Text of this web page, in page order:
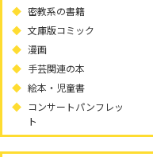
密教系の書籍
文庫版コミック
漫画
手芸関連の本
絵本・児童書
コンサートパンフレッ
ト